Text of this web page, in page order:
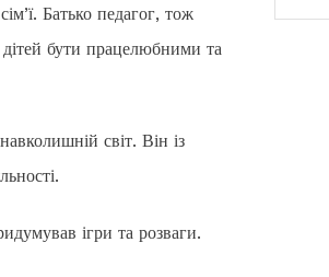
Батько педагог, тож
бути працелюбними та
світ. Він із
ігри та розваги.